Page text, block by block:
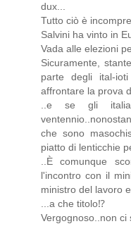
dux...
Tutto ciò è
Salvini ha vinto in
Vada alle elezioni
Sicuramente,
parte degli ital-
affrontare la prova
..e se gli
che sono
piatto di lenticchie
..È comunque
l'incontro con il
ministro del lavoro
...a che titolo⁉️
Vergognoso..non ci